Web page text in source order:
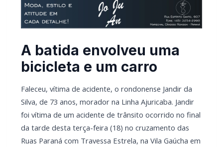
A batida envolveu uma
bicicleta e um carro
Faleceu, vítima de acidente, o rondonense Jandir da
Silva, de 73 anos, morador na Linha Ajuricaba. Jandir
foi vítima de um acidente de trânsito ocorrido no final
Ruas Paraná com Travessa Estrela, na Vila Gaúcha em
O idoso conduzia uma bicicleta quando aconteceu o